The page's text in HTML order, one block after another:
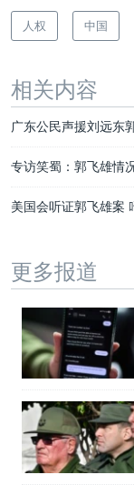
人权 中国
相关内容
广东公民声援刘远东
专访笑蜀：郭飞雄情
美国会听证郭飞雄案
更多报道